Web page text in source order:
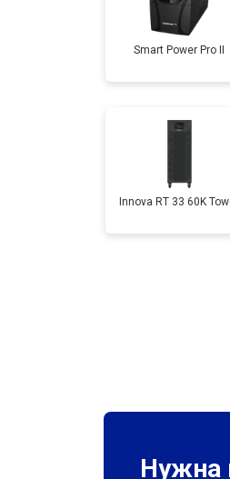
Smart Power Pro II
Innova RT 33 60K
Нужна